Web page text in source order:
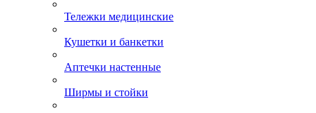
Тележки медицинские
Кушетки и банкетки
Аптечки настенные
Ширмы и стойки